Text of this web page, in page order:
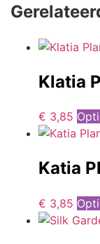
Klatia
€ 3,85
Katia
€ 3,85